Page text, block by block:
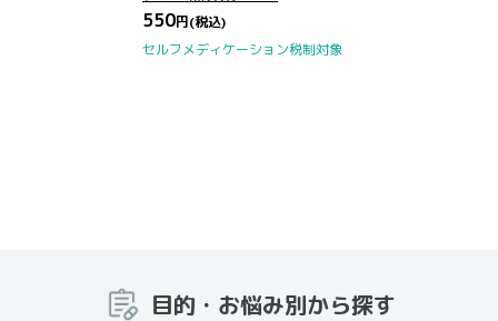
550円(税込)
セルフメディケーション税制対象
目的・お悩み別から探す